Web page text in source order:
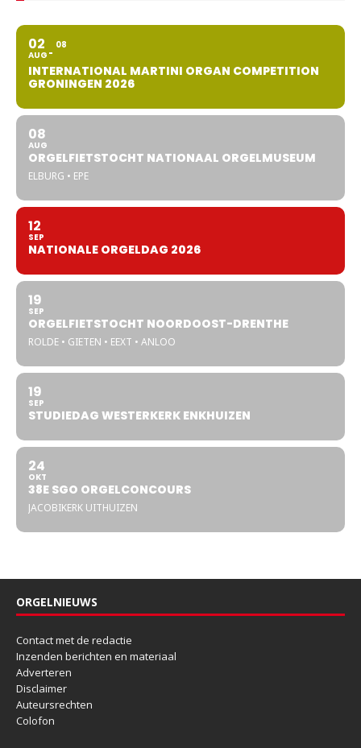
02
AUG
08
INTERNATIONAL MARTINI ORGAN COMPETITION
GRONINGEN 2026
08
AUG
ORGELFIETSTOCHT NATIONAAL ORGELMUSEUM
ELBURG • EPE
12
SEP
NATIONALE ORGELDAG 2026
19
SEP
ORGELFIETSTOCHT NOORDOOST-DRENTHE
ROLDE • GIETEN • EEXT • ANLOO
19
SEP
STUDIEDAG WESTERKERK ENKHUIZEN
24
OKT
38E SGO ORGELCONCOURS
JACOBIKERK UITHUIZEN
ORGELNIEUWS
Contact met de redactie
Inzenden berichten en materiaal
Adverteren
Disclaimer
Auteursrechten
Colofon